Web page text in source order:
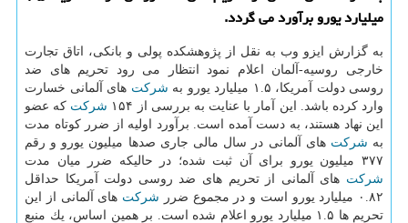
میلیارد یورو برآورد می گردد.
به گزارش ایزو وب به نقل از پژوهشكده پولی و بانكی، اتاق تجارت
خارجی روسیه-آلمان اعلام نمود انتظار می رود تحریم های ضد
روسی دولت آمریكا، ۱.۵ میلیارد یورو به
شركت های آلمانی خسارت
وارد كرده باشد. این آمار با عنایت به بررسی از ۱۵۴
شركت كه عضو
این نهاد هستند، به دست آمده است. برآورد اولیه از ضرر كوتاه مدت
به شركت های آلمانی در سال مالی جاری صدها میلیون یورو و رقم
۳۷۷ میلیون یورو برای آن ثبت شده؛ در حالیكه ضرر میان مدت
شركت های آلمانی از تحریم های ضد روسی دولت آمریكا حداقل
۰.۸۲ میلیارد یورو است و در مجموع ضرر
شركت های آلمانی از این
تحریم ها ۱.۵ میلیارد یورو اعلام شده است. بر همین اساس، یك منبع